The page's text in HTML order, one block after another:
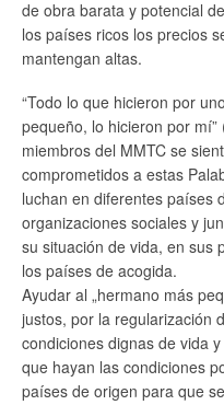
de obra barata y potencial
los países ricos los precios
mantengan altas.
“Todo lo que hicieron por
pequeño, lo hicieron por
miembros del MMTC se
comprometidos a estas
luchan en diferentes países
organizaciones sociales y
su situación de vida, en sus
los países de acogida.
Ayudar al „hermano más
justos, por la regularización
condiciones dignas de vida
que hayan las condiciones
países de origen para que